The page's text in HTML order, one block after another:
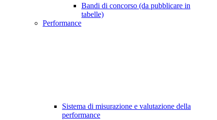
Bandi di concorso (da pubblicare in
tabelle)
Performance
Sistema di misurazione e valutazione della
performance